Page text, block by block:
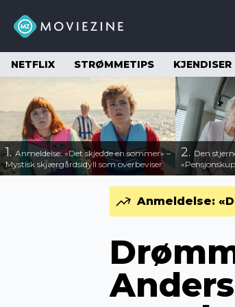
NETFLIX STRØMMETIPS KJENDISER
1.Anmeldelse: «Det skjedde en sommer» –
Mystisk skjærgårdsidyll som overbeviser
2. Den
Anmeldelse: